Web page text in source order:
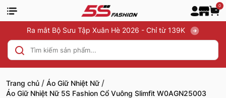
0
Ra mắt Bộ Sưu Tập Xuân Hè 2026 - Chỉ từ 139K
Trang chủ / Áo Giữ Nhiệt Nữ /
Áo Giữ Nhiệt Nữ 5S Fashion Cổ Vuông Slimfit W0AGN25003